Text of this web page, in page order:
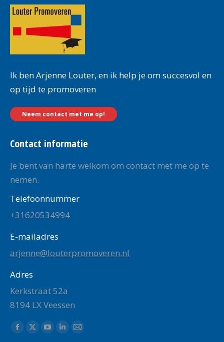
Ik ben Arjenne Louter, en ik help je om succesvol en
op tijd te promoveren
Neem contact met me op!
Contact informatie
Je bent van harte welkom om contact met me op te
nemen.
Telefoonnummer
+31620534994
E-mailadres
arjenne@louterpromoveren.nl
Adres
Kerkstraat 52a
8194 LX Veessen
Vind ons op:
Facebook
X
YouTube
Linkedin
Mail